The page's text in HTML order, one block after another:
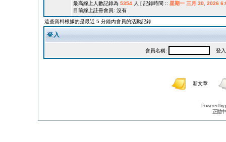
最高線上人數記錄為 5354 人 [ 記錄時間 :: 星期一 三月 30, 2026
目前線上註冊會員: 沒有
這些資料根據的是最近 5 分鐘內會員的活動記錄
登入
會員名稱: 登入
新文章
Powered by
正體